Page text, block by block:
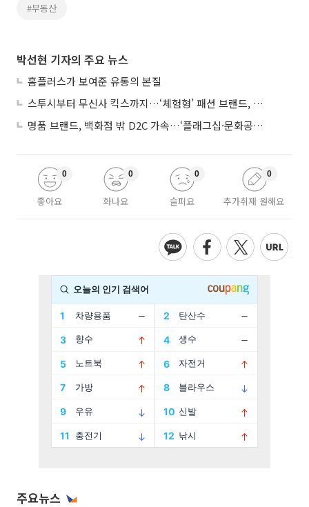
#부동산
박선현 기자의 주요 뉴스
홈플러스가 보여준 유통의 본질
스투시부터 무신사 킥스까지…‘체험형’ 패션 브랜드, 잇단 제주행
명품 브랜드, 백화점 밖 D2C 가속…‘플래그십·문화공간’ 전략 눈길
좋아요
0
화나요
0
슬퍼요
0
추가취재 원해요
0
주요뉴스